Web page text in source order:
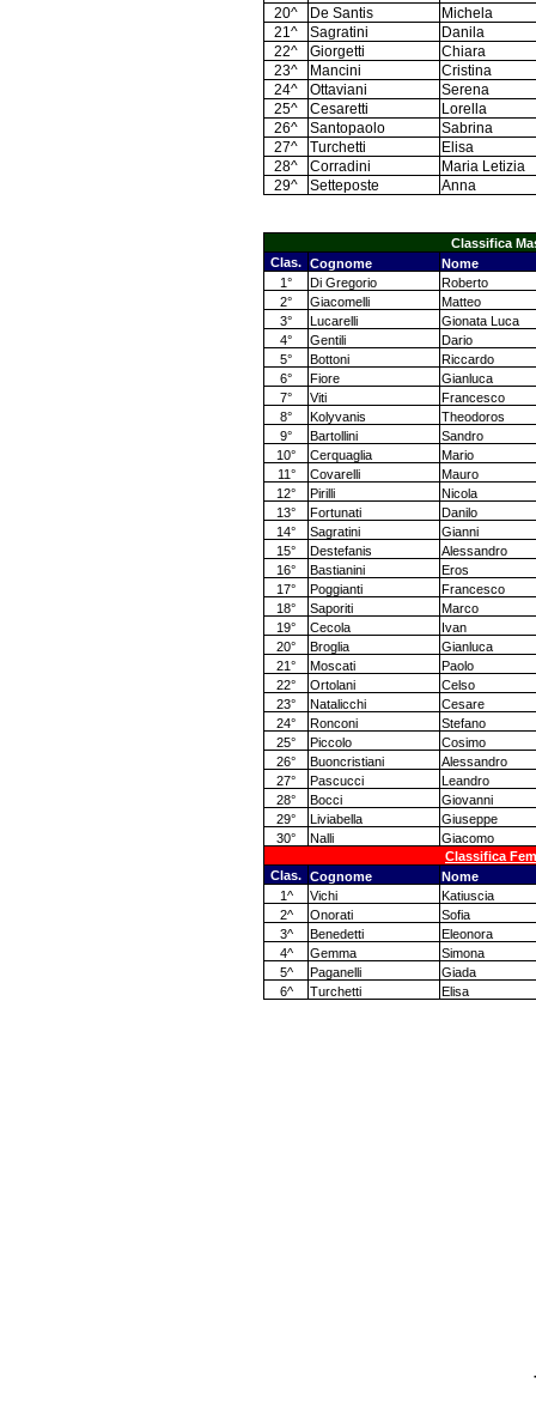
20^
De Santis
Michela
21^
Sagratini
Danila
22^
Giorgetti
Chiara
23^
Mancini
Cristina
24^
Ottaviani
Serena
25^
Cesaretti
Lorella
26^
Santopaolo
Sabrina
27^
Turchetti
Elisa
28^
Corradini
Maria Letizia
29^
Setteposte Anna
Classifica
Clas. Cognome
Nome
1°
Di Gregorio
Roberto
2°
Giacomelli
Matteo
3°
Lucarelli
Gionata Luca
4°
Gentili
Dario
5°
Bottoni
Riccardo
6°
Fiore
Gianluca
7°
Viti
Francesco
8°
Kolyvanis
Theodoros
9°
Bartollini
Sandro
10°
Cerquaglia
Mario
11°
Covarelli
Mauro
12°
Pirilli
Nicola
13°
Fortunati
Danilo
14°
Sagratini
Gianni
15°
Destefanis
Alessandro
16°
Bastianini
Eros
17°
Poggianti
Francesco
18°
Saporiti
Marco
19°
Cecola
Ivan
20°
Broglia
Gianluca
21°
Moscati
Paolo
22°
Ortolani
Celso
23°
Natalicchi
Cesare
24°
Ronconi
Stefano
25°
Piccolo
Cosimo
26°
Buoncristiani
Alessandro
27°
Pascucci
Leandro
28°
Bocci
Giovanni
29°
Liviabella
Giuseppe
30°
Nalli
Giacomo
Classifica
Clas. Cognome
Nome
1^
Vichi
Katiuscia
2^
Onorati
Sofia
3^
Benedetti
Eleonora
4^
Gemma
Simona
5^
Paganelli
Giada
6^
Turchetti Elisa